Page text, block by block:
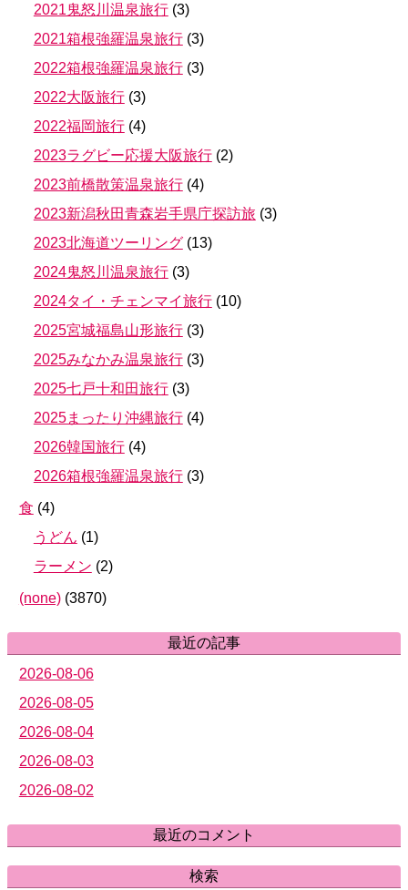
2021鬼怒川温泉旅行 (3)
2021箱根強羅温泉旅行 (3)
2022箱根強羅温泉旅行 (3)
2022大阪旅行 (3)
2022福岡旅行 (4)
2023ラグビー応援大阪旅行 (2)
2023前橋散策温泉旅行 (4)
2023新潟秋田青森岩手県庁探訪旅 (3)
2023北海道ツーリング (13)
2024鬼怒川温泉旅行 (3)
2024タイ・チェンマイ旅行 (10)
2025宮城福島山形旅行 (3)
2025みなかみ温泉旅行 (3)
2025七戸十和田旅行 (3)
2025まったり沖縄旅行 (4)
2026韓国旅行 (4)
2026箱根強羅温泉旅行 (3)
食 (4)
うどん (1)
ラーメン (2)
(none) (3870)
最近の記事
2026-08-06
2026-08-05
2026-08-04
2026-08-03
2026-08-02
最近のコメント
検索